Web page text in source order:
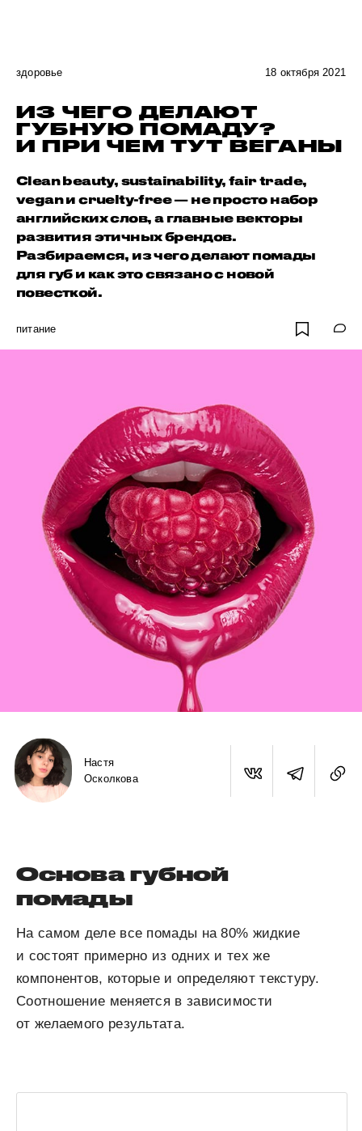
здоровье 18 октября 2021
ИЗ ЧЕГО ДЕЛАЮТ
ГУБНУЮ ПОМАДУ?
И ПРИ ЧЕМ ТУТ ВЕГАНЫ
Clean beauty, sustainability, fair trade,
vegan и cruelty-free — не просто набор
английских слов, а главные векторы
развития этичных брендов.
Разбираемся, из чего делают помады
для губ и как это связано с новой
повесткой.
питание
Настя
Осколкова
Основа губной
помады
На самом деле все помады на 80% жидкие
и состоят примерно из одних и тех же
компонентов, которые и определяют текстуру.
Соотношение меняется в зависимости
от желаемого результата.